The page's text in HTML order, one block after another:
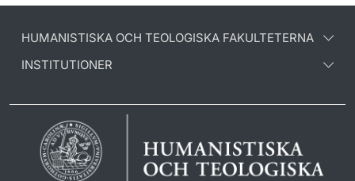
HUMANISTISKA OCH TEOLOGISKA FAKULTETERNA
INSTITUTIONER